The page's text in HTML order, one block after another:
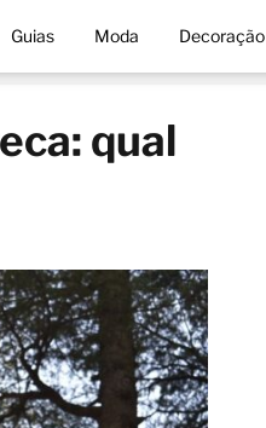
Guias Moda Decoração
qual